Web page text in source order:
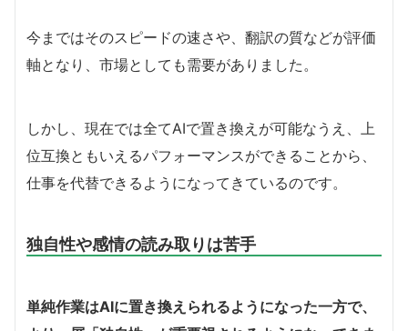
今まではそのスピードの速さや、翻訳の質などが評価
軸となり、市場としても需要がありました。
しかし、現在では全てAIで置き換えが可能なうえ、上
位互換ともいえるパフォーマンスができることから、
仕事を代替できるようになってきているのです。
独自性や感情の読み取りは苦手
単純作業はAIに置き換えられるようになった一方で、